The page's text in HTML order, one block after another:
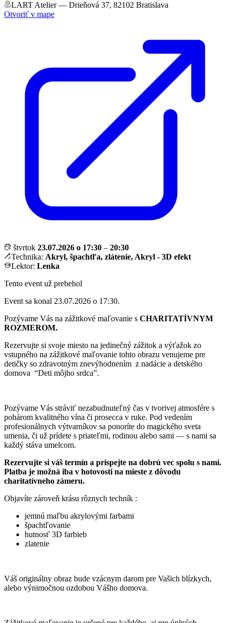
LART Atelier— Drieňová 37, 82102 Bratislava
Otvoriť v mape
štvrtok 23.07.2026 o 17:30 – 20:30
Technika: Akryl, špachtľa, zlátenie, Akryl - 3D efekt
Lektor: Lenka
Tento event už prebehol
Event sa konal 23.07.2026 o 17:30.
Pozývame Vás na zážitkové maľovanie s CHARITATÍVNYM
ROZMEROM.
Rezervujte si svoje miesto na jedinečný zážitok a výťažok zo
vstupného na zážitkové maľovanie tohto obrazu venujeme pre
detičky so zdravotným znevýhodnením z nadácie a detského
domova “Deti môjho srdca”.
Pozývame Vás stráviť nezabudnuteľný čas v tvorivej atmosfére s
pohárom kvalitného vína či prosecca v ruke. Pod vedením
profesionálnych výtvarníkov sa ponoríte do magického sveta
umenia, či už prídete s priateľmi, rodinou alebo sami — s nami sa
každý stáva umelcom.
Rezervujte si váš termín a prispejte na dobrú vec spolu s nami.
Platba je možná iba v hotovosti na mieste z dôvodu
charitatívneho zámeru.
Objavíte zároveň krásu rôznych techník :
jemnú maľbu akrylovými farbami
špachtľovanie
hutnosť 3D farbieb
zlatenie
Váš originálny obraz bude vzácnym darom pre Vašich blízkych,
alebo výnimočnou ozdobou Vášho domova.